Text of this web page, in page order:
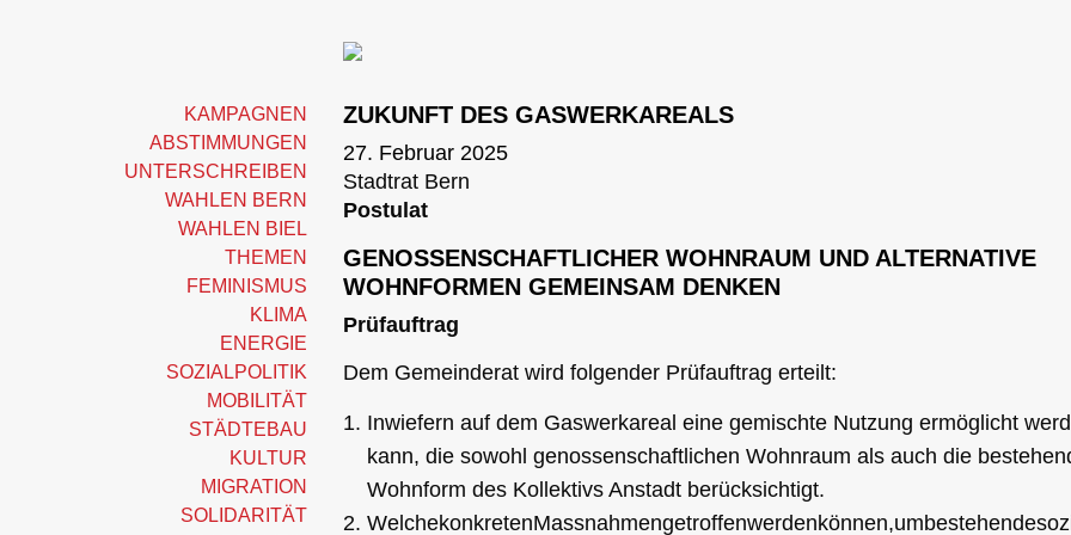
KAMPAGNEN
ABSTIMMUNGEN
UNTERSCHREIBEN
WAHLEN BERN
WAHLEN BIEL
THEMEN
FEMINISMUS
KLIMA
ENERGIE
SOZIALPOLITIK
MOBILITÄT
STÄDTEBAU
KULTUR
MIGRATION
SOLIDARITÄT
ZUKUNFT DES GASWERKAREALS
27. Februar 2025
Stadtrat Bern
Postulat
GENOSSENSCHAFTLICHER WOHNRAUM UND ALTERNATIVE
WOHNFORMEN GEMEINSAM DENKEN
Prüfauftrag
Dem Gemeinderat wird folgender Prüfauftrag erteilt:
Inwiefern auf dem Gaswerkareal eine gemischte Nutzung ermöglicht
kann, die sowohl genossenschaftlichen Wohnraum als auch die
Wohnform des Kollektivs Anstadt berücksichtigt.